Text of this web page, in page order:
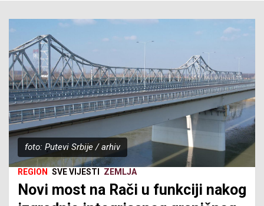
foto: Putevi Srbije / arhiv
REGION SVE VIJESTI ZEMLJA
Novi most na Rači u funkciji nakog